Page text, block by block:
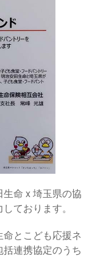
命 x 埼玉県の協
ております。
とこども応援ネ
連携協定のうち